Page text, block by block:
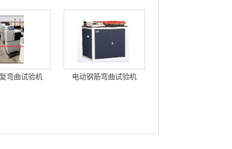
弯曲试验机 电动钢筋弯曲试验机